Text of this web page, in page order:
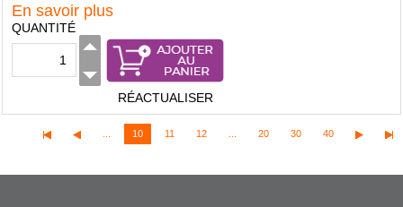
En savoir plus
QUANTITÉ
RÉACTUALISER
10 11 12 20 30 40